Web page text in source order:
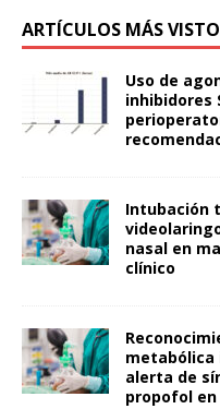
ARTÍCULOS MÁS
Uso de
inhibidores
Intubación
nasal en
clínico
metabólica
alerta de
propofol en